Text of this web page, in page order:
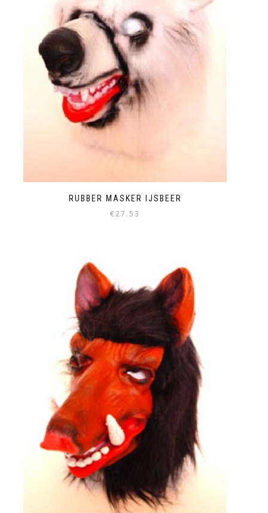
RUBBER MASKER IJSBEER
€27.53